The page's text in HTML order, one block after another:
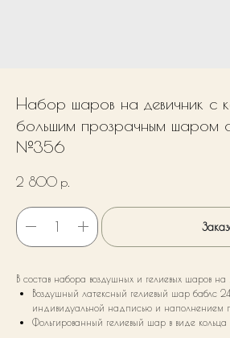
Набор шаров на девичник с
большим прозрачным шаром
№356
2 800 р.
В состав набора воздушных и гелиевых шаров на
Воздушный латексный гелиевый шар баблс
индивидуальной надписью и наполнением
Фольгированный гелиевый шар в виде кольца